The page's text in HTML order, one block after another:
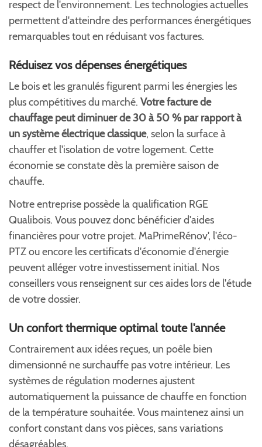
respect de l'environnement. Les technologies actuelles
permettent d'atteindre des performances énergétiques
remarquables tout en réduisant vos factures.
Réduisez vos dépenses énergétiques
Le bois et les granulés figurent parmi les énergies les
plus compétitives du marché. Votre facture de
chauffage peut diminuer de 30 à 50 % par rapport à
un système électrique classique, selon la surface à
chauffer et l'isolation de votre logement. Cette
économie se constate dès la première saison de
chauffe.
Notre entreprise possède la qualification RGE
Qualibois. Vous pouvez donc bénéficier d'aides
financières pour votre projet. MaPrimeRénov', l'éco-
PTZ ou encore les certificats d'économie d'énergie
peuvent alléger votre investissement initial. Nos
conseillers vous renseignent sur ces aides lors de l'étude
de votre dossier.
Un confort thermique optimal toute l'année
Contrairement aux idées reçues, un poêle bien
dimensionné ne surchauffe pas votre intérieur. Les
systèmes de régulation modernes ajustent
automatiquement la puissance de chauffe en fonction
de la température souhaitée. Vous maintenez ainsi un
confort constant dans vos pièces, sans variations
désagréables.